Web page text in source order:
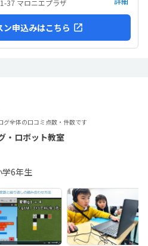
37 マロニエプラザ
申込みはこちら
全体の口コミ点数・件数です
・ロボット教室
学6年生